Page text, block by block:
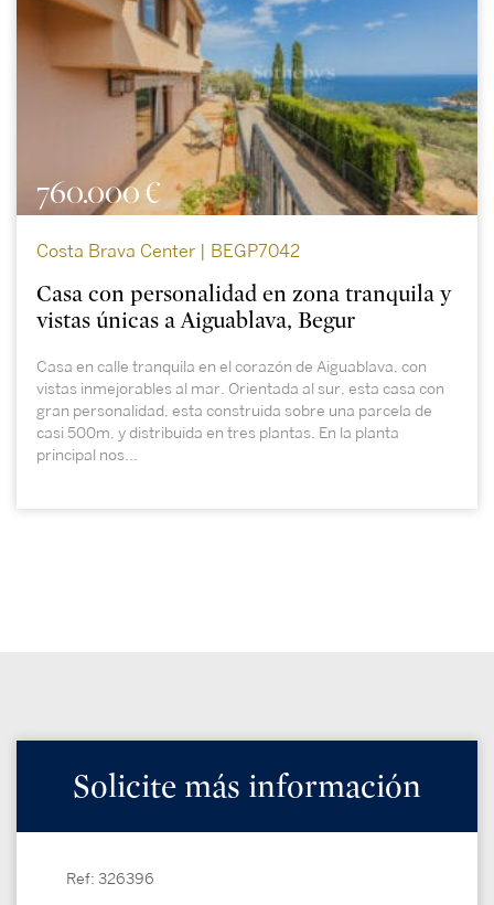
760.000 €
Costa Brava Center | BEGP7042
Casa con personalidad en zona tranquila y
vistas únicas a Aiguablava, Begur
Casa en calle tranquila en el corazón de Aiguablava, con
vistas inmejorables al mar. Orientada al sur, esta casa con
gran personalidad, esta construida sobre una parcela de
casi 500m, y distribuida en tres plantas. En la planta
principal nos...
Solicite más información
Ref: 326396